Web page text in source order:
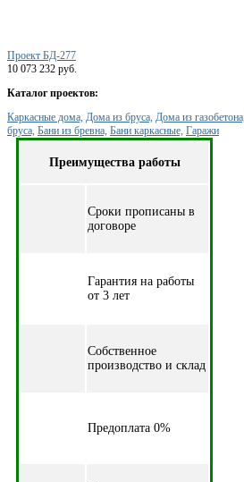
Проект БД-277
10 073 232 руб.
Каталог проектов:
Каркасные дома, Дома из бруса, Дома из газобетона,
бруса, Бани из бревна, Бани каркасные, Гаражи
Преимущества работы
Cроки прописаны в
договоре
Гарантия на работы
от 3 лет
Собственное
производство и склад
Предоплата 0%